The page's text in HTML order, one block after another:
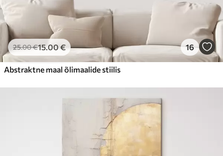
25.00€15.00€ 16
Abstraktne maal õlimaalide stiilis